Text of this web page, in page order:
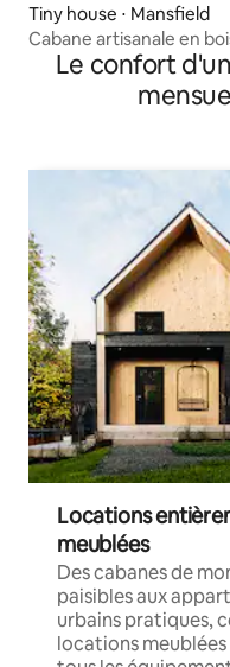
Tiny house ⋅ Mansfield
Cabane artisanale en
Le confort
Locations
meublées
Des cabanes de
paisibles aux
urbains pratiques,
locations